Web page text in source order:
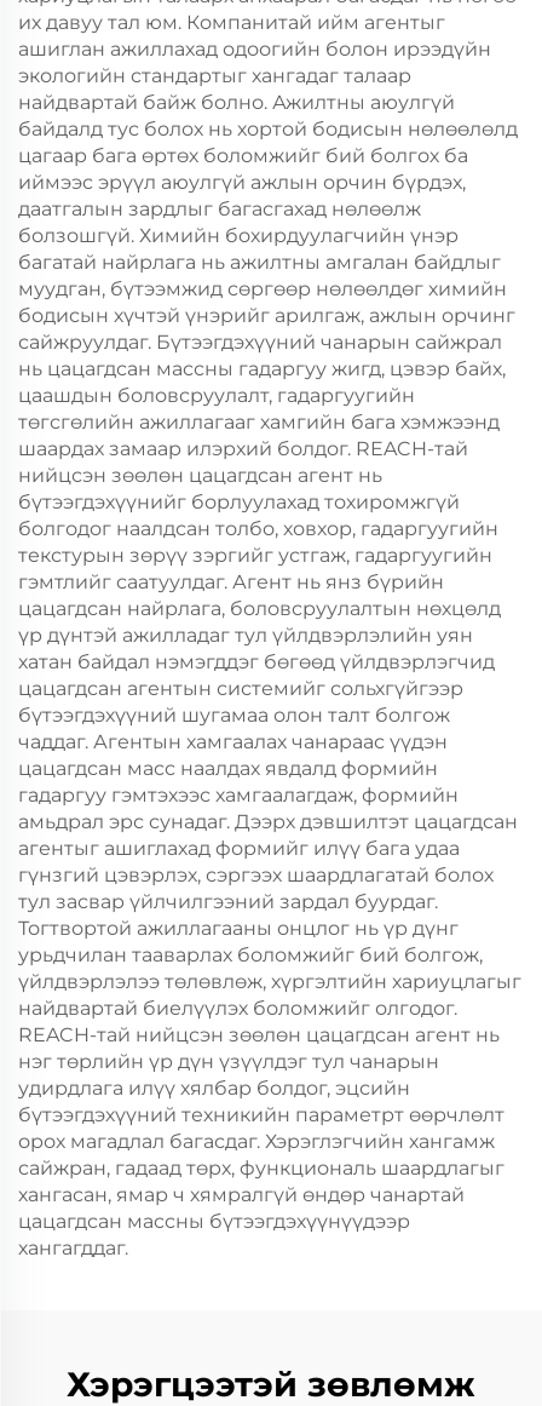
их давуу тал юм. Компанитай ийм агентыг
ашиглан ажиллахад одоогийн болон ирээдүйн
экологийн стандартыг хангадаг талаар
найдвартай байж болно. Ажилтны аюулгүй
байдалд тус болох нь хортой бодисын нөлөөлөлд
цагаар бага өртөх боломжийг бий болгох ба
иймээс эрүүл аюулгүй ажлын орчин бүрдэх,
даатгалын зардлыг багасгахад нөлөөлж
болзошгүй. Химийн бохирдуулагчийн үнэр
багатай найрлага нь ажилтны амгалан байдлыг
муудган, бүтээмжид сөргөөр нөлөөлдөг химийн
бодисын хүчтэй үнэрийг арилгаж, ажлын орчинг
сайжруулдаг. Бүтээгдэхүүний чанарын сайжрал
нь цацагдсан массны гадаргуу жигд, цэвэр байх,
цаашдын боловсруулалт, гадаргуугийн
төгсгөлийн ажиллагааг хамгийн бага хэмжээнд
шаардах замаар илэрхий болдог. REACH-тай
нийцсэн зөөлөн цацагдсан агент нь
бүтээгдэхүүнийг борлуулахад тохиромжгүй
болгодог наалдсан толбо, ховхор, гадаргуугийн
текстурын зөрүү зэргийг устгаж, гадаргуугийн
гэмтлийг саатуулдаг. Агент нь янз бүрийн
цацагдсан найрлага, боловсруулалтын нөхцөлд
үр дүнтэй ажилладаг тул үйлдвэрлэлийн уян
хатан байдал нэмэгддэг бөгөөд үйлдвэрлэгчид
цацагдсан агентын системийг сольхгүйгээр
бүтээгдэхүүний шугамаа олон талт болгож
чаддаг. Агентын хамгаалах чанараас үүдэн
цацагдсан масс наалдах явдалд формийн
гадаргуу гэмтэхээс хамгаалагдаж, формийн
амьдрал эрс сунадаг. Дээрх дэвшилтэт цацагдсан
агентыг ашиглахад формийг илүү бага удаа
гүнзгий цэвэрлэх, сэргээх шаардлагатай болох
тул засвар үйлчилгээний зардал буурдаг.
Тогтвортой ажиллагааны онцлог нь үр дүнг
урьдчилан тааварлах боломжийг бий болгож,
үйлдвэрлэлээ төлөвлөж, хүргэлтийн хариуцлагыг
найдвартай биелүүлэх боломжийг олгодог.
REACH-тай нийцсэн зөөлөн цацагдсан агент нь
нэг төрлийн үр дүн үзүүлдэг тул чанарын
удирдлага илүү хялбар болдог, эцсийн
бүтээгдэхүүний техникийн параметрт өөрчлөлт
орох магадлал багасдаг. Хэрэглэгчийн хангамж
сайжран, гадаад төрх, функциональ шаардлагыг
хангасан, ямар ч хямралгүй өндөр чанартай
цацагдсан массны бүтээгдэхүүнүүдээр
хангагддаг.
Хэрэгцээтэй зөвлөмж